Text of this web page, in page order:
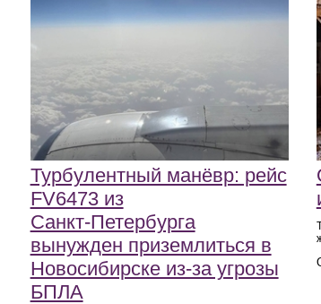
Турбулентный манёвр: рейс
FV6473 из
Санкт‑Петербурга
вынужден приземлиться в
Новосибирске из‑за угрозы
БПЛА